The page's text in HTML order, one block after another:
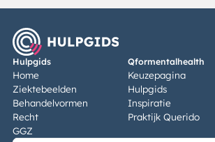
Hulpgids
Home
Ziektebeelden
Behandelvormen
Recht
GGZ
Qformentalhealth
Keuzepagina
Hulpgids
Inspiratie
Praktijk Querido